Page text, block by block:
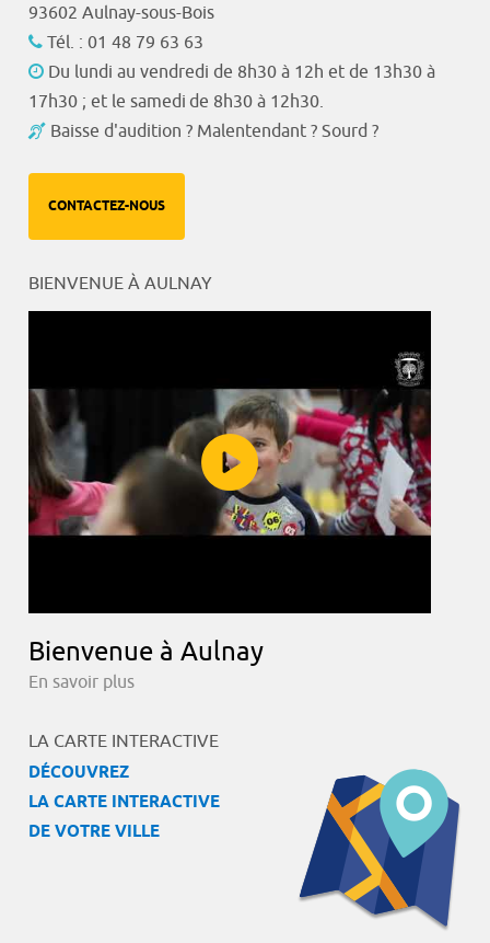
93602 Aulnay-sous-Bois
Tél. : 01 48 79 63 63
Du lundi au vendredi de 8h30 à 12h et de 13h30 à
17h30 ; et le samedi de 8h30 à 12h30.
Baisse d'audition ? Malentendant ? Sourd ?
CONTACTEZ-NOUS
BIENVENUE À AULNAY
Bienvenue à Aulnay
En savoir plus
LA CARTE INTERACTIVE
DÉCOUVREZ
LA CARTE INTERACTIVE
DE VOTRE VILLE